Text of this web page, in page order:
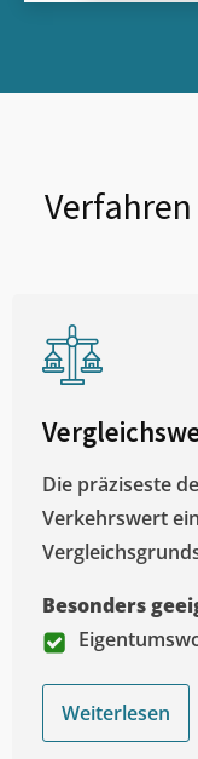
Die präziseste
Verkehrswert
Besonders
Weiterlesen